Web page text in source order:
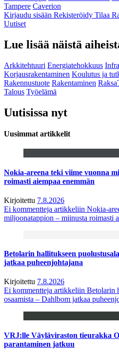
Tampere Caverion
Kirjaudu sisään Rekisteröidy Tilaa
Uutiset
Lue lisää näistä
Arkkitehtuuri Energiatehokkuus Infra
Korjausrakentaminen Koulutus ja
Rakennustuote Rakentaminen
Talous Työelämä
Uutisissa nyt
Uusimmat artikkelit
Nokia-areena teki viime vuonna
roimasti aiempaa enemmän
Kirjoitettu 7.8.2026
Ei kommentteja artikkeliin Nokia-
miljoonatappion – miinusta roimasti
Betolarin hallitukseen
jatkaa puheenjohtajana
Kirjoitettu 7.8.2026
Ei kommentteja artikkeliin Betolarin
osaamista – Dahlbom jatkaa
VRJ:lle Väyläviraston tieurakka
parantaminen jatkuu